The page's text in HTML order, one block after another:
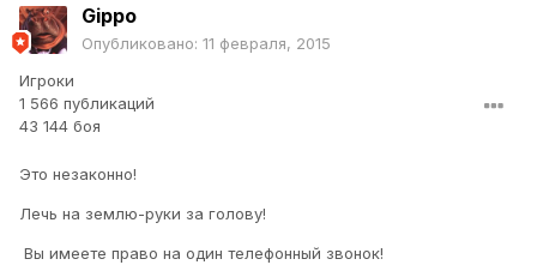
Gippo
Опубликовано: 11 февраля, 2015
Игроки
1 566 публикаций
43 144 боя
Это незаконно!
Лечь на землю-руки за голову!
Вы имеете право на один телефонный звонок!